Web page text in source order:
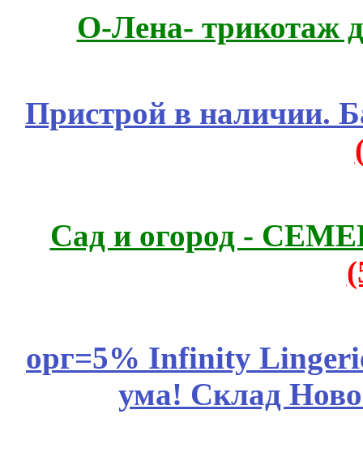
О-Лена- трикотаж
Пристрой в наличии.
Сад и огород -
орг=5% Infinity
ума! Склад